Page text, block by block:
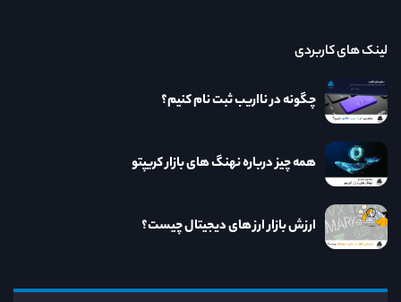
لینک های کاربردی
چگونه در نااریب ثبت نام کنیم؟
همه چیز درباره نهنگ های بازار کریپتو
ارزش بازار ارز های دیجیتال چیست؟